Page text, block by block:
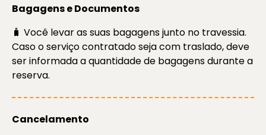
Bagagens e Documentos
🧳 Você levar as suas bagagens junto no travessia.
Caso o serviço contratado seja com traslado, deve
ser informada a quantidade de bagagens durante a
reserva.
Cancelamento